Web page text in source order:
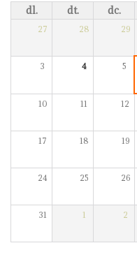
dl. dt. dc.
27 28 29
3 4 5
10 11 12
17 18 19
24 25 26
31 1 2